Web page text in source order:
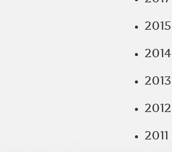
2015
2014
2013
2012
2011